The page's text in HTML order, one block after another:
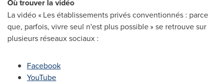
Où trouver la vidéo
La vidéo « Les établissements privés conventionnés : parce
que, parfois, vivre seul n'est plus possible » se retrouve sur
plusieurs réseaux sociaux :
Facebook
YouTube